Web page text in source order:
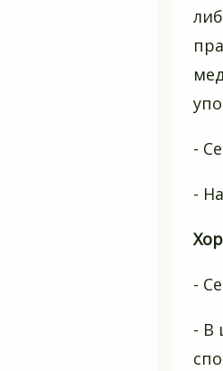
-
-
-
- В